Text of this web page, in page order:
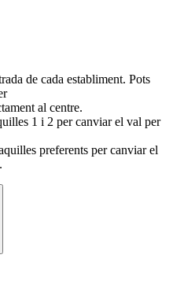
de cada establiment. Pots
al centre.
1 i 2 per canviar el val per
preferents per canviar el